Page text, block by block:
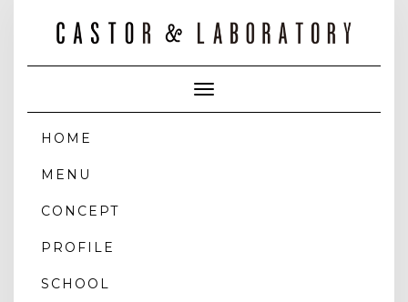
Toggle
Navigation
HOME
MENU
CONCEPT
PROFILE
SCHOOL